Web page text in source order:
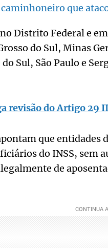
que
Distrito Federal e
do Sul, Minas
Sul, São Paulo e
revisão do Artigo 29
que entidades
do INSS, sem
de